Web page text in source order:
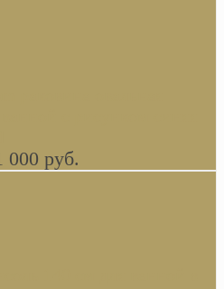
раковина овальная
с рисунком синяя
000 руб.